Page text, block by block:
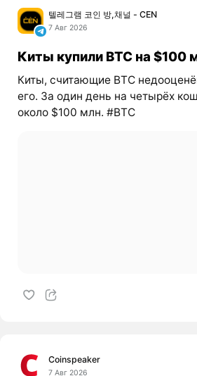
텔레그램 코인 방,채널 - CEN
7 Авг 2026
Киты купили BTC на $100
Киты, считающие BTC
его. За один день на четырёх
около $100 млн. #BTC
Coinspeaker
7 Авг 2026